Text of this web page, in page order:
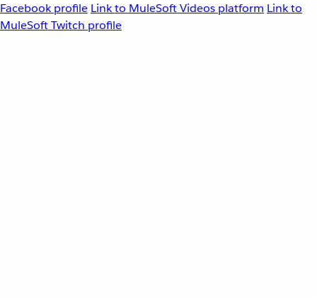
Facebook profile Link to MuleSoft Videos platform Link to
MuleSoft Twitch profile